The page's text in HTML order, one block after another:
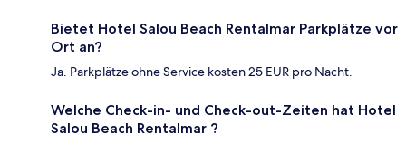
Bietet Hotel Salou Beach Rentalmar Parkplätze vor
Ort an?
Ja. Parkplätze ohne Service kosten 25 EUR pro Nacht.
Welche Check-in- und Check-out-Zeiten hat Hotel
Salou Beach Rentalmar ?